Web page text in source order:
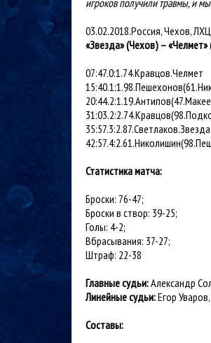
игроков получили травмы, и
03.02.2018.Россия, Чехов,
«Звезда» (Чехов) – «Челмет»
07:47.0:1.74.Кравцов.Челмет
35:57.3:2.87.Светлаков.Звезда
Статистика матча:
Броски: 76-47;
Броски в створ: 39-25;
Голы: 4-2;
Вбрасывания: 37-27;
Штраф: 22-38
Главные судьи:Александр
Линейные судьи:Егор
Составы: